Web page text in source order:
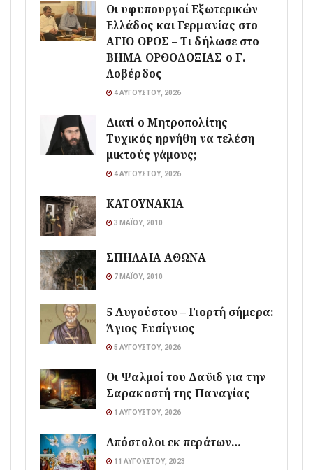
Οι υφυπουργοί Εξωτερικών
Ελλάδος και Γερμανίας στο
ΑΓΙΟ ΟΡΟΣ – Τι δήλωσε στο
ΒΗΜΑ ΟΡΘΟΔΟΞΙΑΣ ο Γ.
Λοβέρδος
4 ΑΥΓΟΎΣΤΟΥ, 2026
Διατί ο Μητροπολίτης
Τυχικός ηρνήθη να τελέση
μικτούς γάμους;
4 ΑΥΓΟΎΣΤΟΥ, 2026
ΚΑΤΟΥΝΑΚΙΑ
3 ΜΑΪ́ΟΥ, 2010
ΣΠΗΛΑΙΑ ΑΘΩΝΑ
7 ΜΑΪ́ΟΥ, 2010
5 Αυγούστου – Γιορτή σήμερα:
Άγιος Ευσίγνιος
5 ΑΥΓΟΎΣΤΟΥ, 2026
Οι Ψαλμοί του Δαϋιδ για την
Σαρακοστή της Παναγίας
1 ΑΥΓΟΎΣΤΟΥ, 2026
Απόστολοι εκ περάτων…
11 ΑΥΓΟΎΣΤΟΥ, 2023